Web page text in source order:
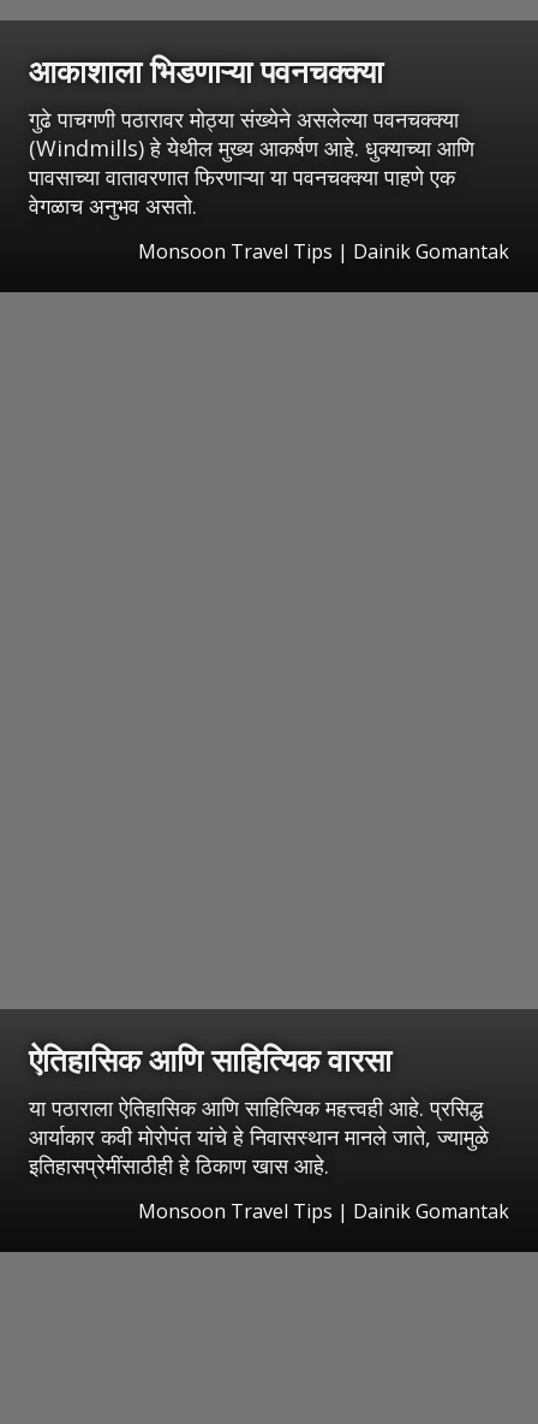
आकाशाला भिडणाऱ्या पवनचक्क्या
गुढे पाचगणी पठारावर मोठ्या संख्येने असलेल्या पवनचक्क्या
(Windmills) हे येथील मुख्य आकर्षण आहे. धुक्याच्या आणि
पावसाच्या वातावरणात फिरणाऱ्या या पवनचक्क्या पाहणे एक
वेगळाच अनुभव असतो.
Monsoon Travel Tips | Dainik Gomantak
ऐतिहासिक आणि साहित्यिक वारसा
या पठाराला ऐतिहासिक आणि साहित्यिक महत्त्वही आहे. प्रसिद्ध
आर्याकार कवी मोरोपंत यांचे हे निवासस्थान मानले जाते, ज्यामुळे
इतिहासप्रेमींसाठीही हे ठिकाण खास आहे.
Monsoon Travel Tips | Dainik Gomantak